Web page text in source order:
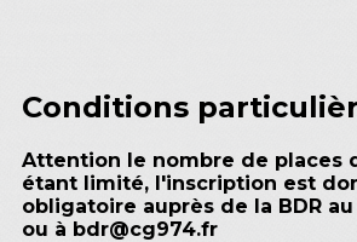
Conditions
Attention le nombre de places
étant limité, l'inscription est
obligatoire auprès de la BDR au
ou à bdr@cg974.fr